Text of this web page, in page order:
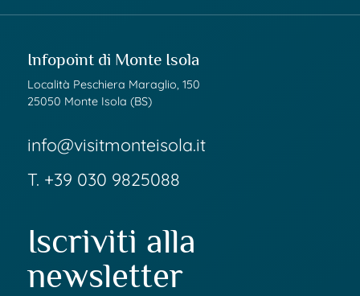
Infopoint di Monte Isola
Località Peschiera Maraglio, 150
25050 Monte Isola (BS)
info@visitmonteisola.it
T. +39 030 9825088
Iscriviti alla
newsletter